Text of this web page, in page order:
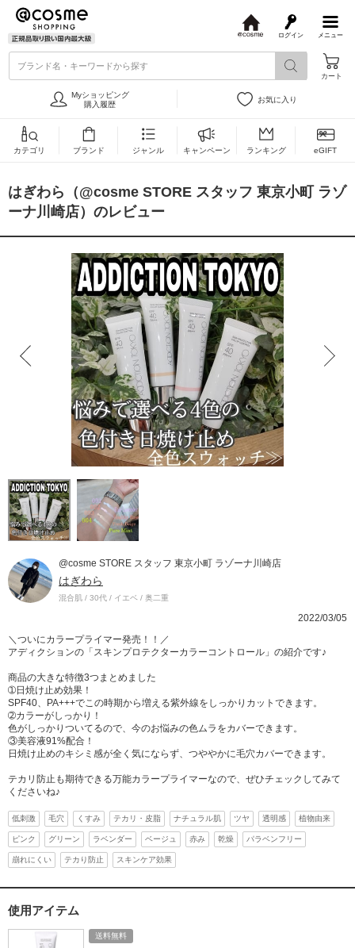
メニュー
ログイン
s
ブランド名・キーワードから探す
カート
Myショッピング
購入履歴
お気に入り
カテゴリ ブランド ジャンル キャンペーン ランキング eGIFT
はぎわら（@cosme STORE スタッフ 東京小町 ラゾ
ーナ川崎店）のレビュー
@cosme STORE スタッフ 東京小町 ラゾーナ川崎店
はぎわら
混合肌 / 30代 / イエベ / 奥二重
2022/03/05
＼ついにカラープライマー発売！！／
アディクションの「スキンプロテクターカラーコントロール」の紹介です♪
商品の大きな特徴3つまとめました
➀日焼け止め効果！
SPF40、PA+++でこの時期から増える紫外線をしっかりカットできます。
➁カラーがしっかり！
色がしっかりついてるので、今のお悩みの色ムラをカバーできます。
③美容液91%配合！
日焼け止めのキシミ感が全く気にならず、つややかに毛穴カバーできます。
テカリ防止も期待できる万能カラープライマーなので、ぜひチェックしてみて
くださいね♪
低刺激 毛穴 くすみ テカリ・皮脂 ナチュラル肌 ツヤ 透明感 植物由来
ピンク グリーン ラベンダー ベージュ 赤み 乾燥 パラベンフリー
崩れにくい テカり防止 スキンケア効果
使用アイテム
送料無料